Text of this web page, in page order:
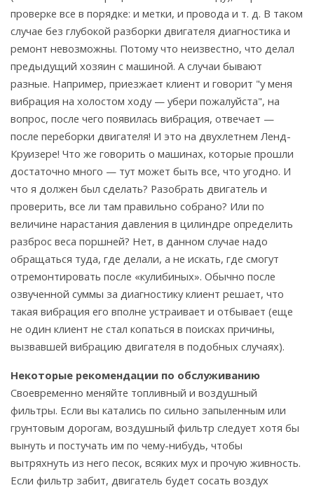
проверке все в порядке: и метки, и провода и т. д. В таком
случае без глубокой разборки двигателя диагностика и
ремонт невозможны. Потому что неизвестно, что делал
предыдущий хозяин с машиной. А случаи бывают
разные. Например, приезжает клиент и говорит "у меня
вибрация на холостом ходу — убери пожалуйста", на
вопрос, после чего появилась вибрация, отвечает —
после переборки двигателя! И это на двухлетнем Ленд-
Круизере! Что же говорить о машинах, которые прошли
достаточно много — тут может быть все, что угодно. И
что я должен был сделать? Разобрать двигатель и
проверить, все ли там правильно собрано? Или по
величине нарастания давления в цилиндре определить
разброс веса поршней? Нет, в данном случае надо
обращаться туда, где делали, а не искать, где смогут
отремонтировать после «кулибиных». Обычно после
озвученной суммы за диагностику клиент решает, что
такая вибрация его вполне устраивает и отбывает (еще
не один клиент не стал копаться в поисках причины,
вызвавшей вибрацию двигателя в подобных случаях).
Некоторые рекомендации по обслуживанию
Своевременно меняйте топливный и воздушный
фильтры. Если вы катались по сильно запыленным или
грунтовым дорогам, воздушный фильтр следует хотя бы
вынуть и постучать им по чему-нибудь, чтобы
вытряхнуть из него песок, всяких мух и прочую живность.
Если фильтр забит, двигатель будет сосать воздух